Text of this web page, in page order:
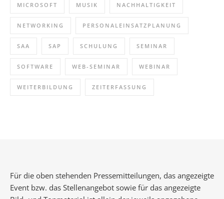
MICROSOFT MUSIK NACHHALTIGKEIT
NETWORKING PERSONALEINSATZPLANUNG
SAA SAP SCHULUNG SEMINAR
SOFTWARE WEB-SEMINAR WEBINAR
WEITERBILDUNG ZEITERFASSUNG
Für die oben stehenden Pressemitteilungen, das angezeigte
Event bzw. das Stellenangebot sowie für das angezeigte